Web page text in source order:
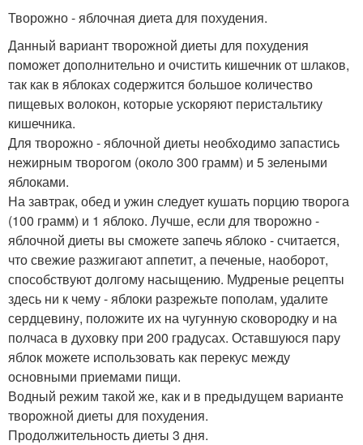
Творожно - яблочная диета для похудения.
Данный вариант творожной диеты для похудения
поможет дополнительно и очистить кишечник от шлаков,
так как в яблоках содержится большое количество
пищевых волокон, которые ускоряют перистальтику
кишечника.
Для творожно - яблочной диеты необходимо запастись
нежирным творогом (около 300 грамм) и 5 зелеными
яблоками.
На завтрак, обед и ужин следует кушать порцию творога
(100 грамм) и 1 яблоко. Лучше, если для творожно -
яблочной диеты вы сможете запечь яблоко - считается,
что свежие разжигают аппетит, а печеные, наоборот,
способствуют долгому насыщению. Мудреные рецепты
здесь ни к чему - яблоки разрежьте пополам, удалите
сердцевину, положите их на чугунную сковородку и на
полчаса в духовку при 200 градусах. Оставшуюся пару
яблок можете использовать как перекус между
основными приемами пищи.
Водный режим такой же, как и в предыдущем варианте
творожной диеты для похудения.
Продолжительность диеты 3 дня.